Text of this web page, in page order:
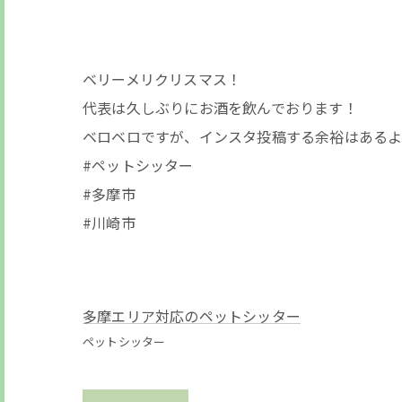
ベリーメリクリスマス！
代表は久しぶりにお酒を飲んでおります！
ベロベロですが、インスタ投稿する余裕はある
#ペットシッター
#多摩市
#川崎市
多摩エリア対応のペットシッター
ペットシッター